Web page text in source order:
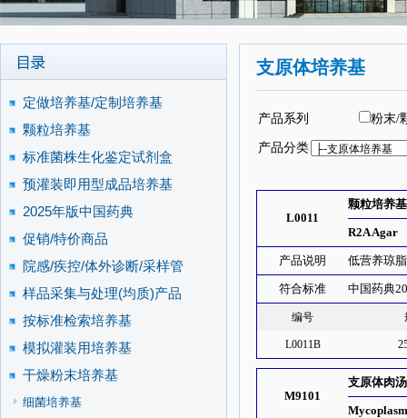
定做培养基/定制培养基
颗粒培养基
标准菌株生化鉴定试剂盒
预灌装即用型成品培养基
2025年版中国药典
促销/特价商品
院感/疾控/体外诊断/采样管
样品采集与处理(均质)产品
按标准检索培养基
模拟灌装用培养基
干燥粉末培养基
细菌培养基
支原体培养基
产品系列 粉末/
产品分类
L0011
颗粒培养
R2A Agar
产品说明 低营养琼
符合标准 中国药典
编号
L0011B
M9101
支原体肉